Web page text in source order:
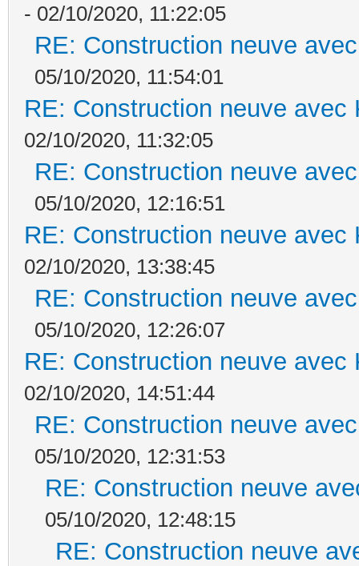
- 02/10/2020, 11:22:05
RE: Construction neuve
05/10/2020, 11:54:01
RE: Construction neuve avec
02/10/2020, 11:32:05
RE: Construction neuve
05/10/2020, 12:16:51
RE: Construction neuve avec
02/10/2020, 13:38:45
RE: Construction neuve
05/10/2020, 12:26:07
RE: Construction neuve avec
02/10/2020, 14:51:44
RE: Construction neuve
05/10/2020, 12:31:53
RE: Construction neuve
05/10/2020, 12:48:15
RE: Construction neuve